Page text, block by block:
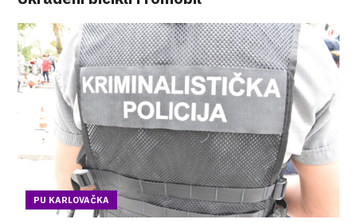
PU KARLOVAČKA